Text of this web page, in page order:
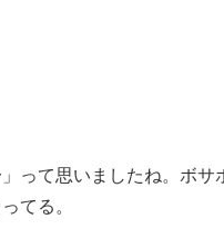
って思いましたね。ボサ
てる。